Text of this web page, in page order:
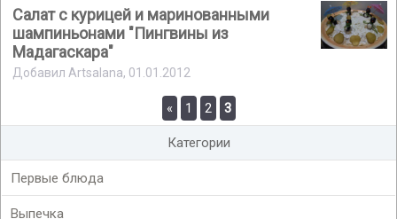
Салат с курицей и маринованными
шампиньонами "Пингвины из
Мадагаскара"
Добавил Artsalana, 01.01.2012
« 1 2 3
Категории
Первые блюда
Выпечка